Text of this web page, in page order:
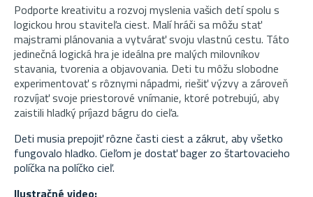
Podporte kreativitu a rozvoj myslenia vašich detí spolu s
logickou hrou staviteľa ciest. Malí hráči sa môžu stať
majstrami plánovania a vytvárať svoju vlastnú cestu. Táto
jedinečná logická hra je ideálna pre malých milovníkov
stavania, tvorenia a objavovania. Deti tu môžu slobodne
experimentovať s rôznymi nápadmi, riešiť výzvy a zároveň
rozvíjať svoje priestorové vnímanie, ktoré potrebujú, aby
zaistili hladký príjazd bágru do cieľa.
Deti musia prepojiť rôzne časti ciest a zákrut, aby všetko
fungovalo hladko. Cieľom je dostať bager zo štartovacieho
políčka na políčko cieľ.
Ilustračné video: